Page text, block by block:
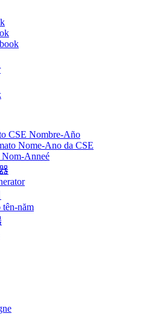
CSE Nombre-Año
Nome-Ano da CSE
Nom-Anneé
tên-năm